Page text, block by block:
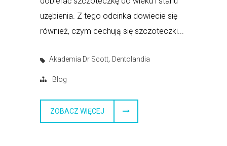
uzębienia. Z tego odcinka dowiecie się
również, czym cechują się szczoteczki...
Akademia Dr Scott, Dentolandia
Blog
ZOBACZ WIĘCEJ